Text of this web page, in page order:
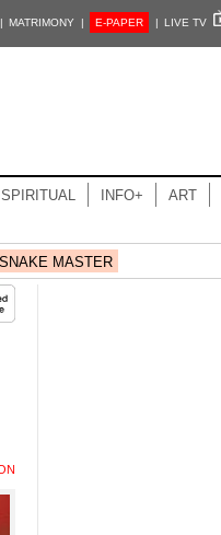
MATRIMONY | E-PAPER | LIVE TV
SPIRITUAL INFO+ ART
MASTER